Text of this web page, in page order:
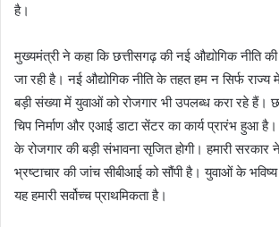
है।
मुख्यमंत्री ने कहा कि छत्तीसगढ़ की नई औद्योगिक नीति
जा रही है। नई औद्योगिक नीति के तहत हम न सिर्फ राज्य
बड़ी संख्या में युवाओं को रोजगार भी उपलब्ध करा रहे हैं।
चिप निर्माण और एआई डाटा सेंटर का कार्य प्रारंभ हुआ
के रोजगार की बड़ी संभावना सृजित होगी। हमारी सरकार
भ्रष्टाचार की जांच सीबीआई को सौंपी है। युवाओं के
यह हमारी सर्वोच्च प्राथमिकता है।